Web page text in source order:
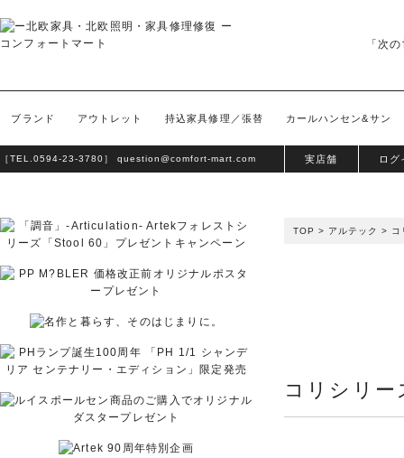
「次
ブランド アウトレット 持込家具修理／張替 カールハンセン&サン
［TEL. 0594-23-3780］ question@comfort-mart.com 実店舗 ログ
TOP > アルテック > コ
コリシリー